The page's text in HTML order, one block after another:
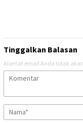
Tinggalkan Balasan
Alamat email Anda tidak